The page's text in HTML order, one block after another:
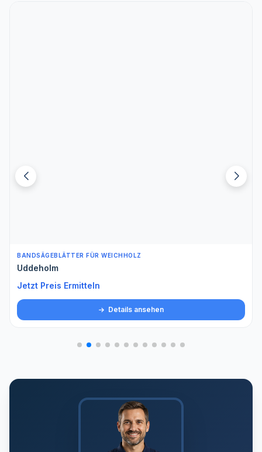
BANDSÄGEBLÄTTER FÜR WEICHHOLZ
Uddeholm
Jetzt Preis Ermitteln
Details ansehen